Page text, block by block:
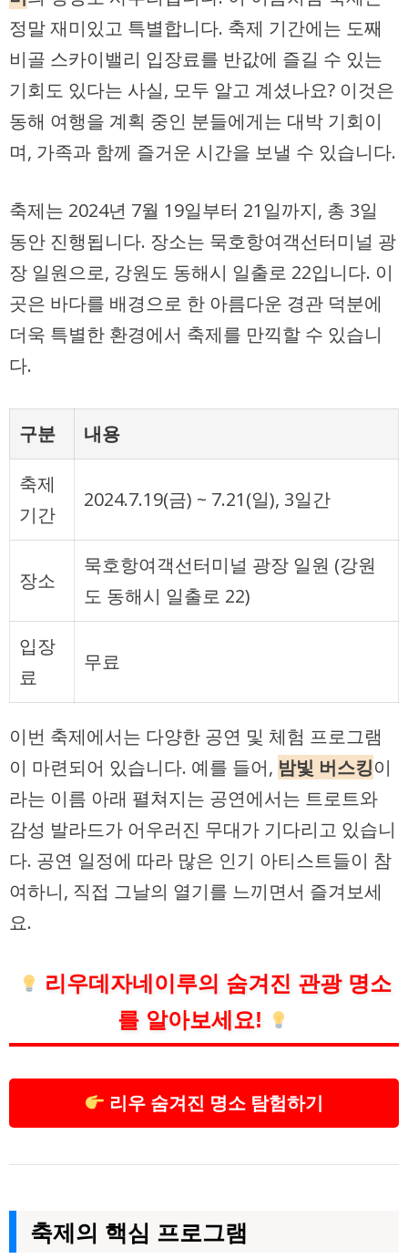
정말 재미있고 특별합니다. 축제 기간에는 도째
비골 스카이밸리 입장료를 반값에 즐길 수 있는
기회도 있다는 사실, 모두 알고 계셨나요? 이것은
동해 여행을 계획 중인 분들에게는 대박 기회이
며, 가족과 함께 즐거운 시간을 보낼 수 있습니다.
축제는 2024년 7월 19일부터 21일까지, 총 3일
동안 진행됩니다. 장소는 묵호항여객선터미널 광
장 일원으로, 강원도 동해시 일출로 22입니다. 이
곳은 바다를 배경으로 한 아름다운 경관 덕분에
더욱 특별한 환경에서 축제를 만끽할 수 있습니
다.
구분 내용
축제
기간
2024.7.19(금) ~ 7.21(일), 3일간
장소
묵호항여객선터미널 광장 일원 (강원
도 동해시 일출로 22)
입장
료
무료
이번 축제에서는 다양한 공연 및 체험 프로그램
이 마련되어 있습니다. 예를 들어, 밤빛 버스킹이
라는 이름 아래 펼쳐지는 공연에서는 트로트와
감성 발라드가 어우러진 무대가 기다리고 있습니
다. 공연 일정에 따라 많은 인기 아티스트들이 참
여하니, 직접 그날의 열기를 느끼면서 즐겨보세
요.
리우데자네이루의 숨겨진 관광 명소
를 알아보세요!
리우 숨겨진 명소 탐험하기
축제의 핵심 프로그램